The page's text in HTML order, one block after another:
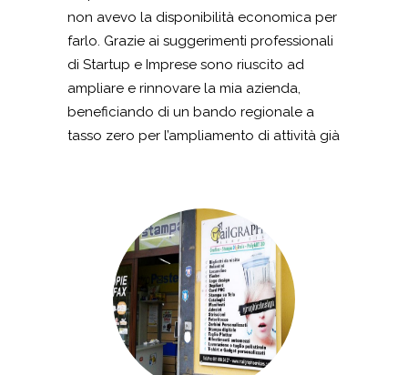
non avevo la disponibilità economica per
farlo. Grazie ai suggerimenti professionali
di Startup e Imprese sono riuscito ad
ampliare e rinnovare la mia azienda,
beneficiando di un bando regionale a
tasso zero per l’ampliamento di attività già
dedicarmi anche alla gastronomia.
Adesso continuo a gestire la mia attività a
Castel San Giorgio e sono molto grato
dell’aiuto di Startup e Imprese.